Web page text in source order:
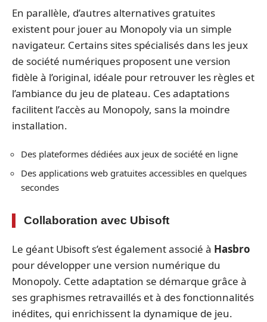
En parallèle, d’autres alternatives gratuites
existent pour jouer au Monopoly via un simple
navigateur. Certains sites spécialisés dans les jeux
de société numériques proposent une version
fidèle à l’original, idéale pour retrouver les règles et
l’ambiance du jeu de plateau. Ces adaptations
facilitent l’accès au Monopoly, sans la moindre
installation.
Des plateformes dédiées aux jeux de société en ligne
Des applications web gratuites accessibles en quelques
secondes
Collaboration avec Ubisoft
Le géant Ubisoft s’est également associé à Hasbro
pour développer une version numérique du
Monopoly. Cette adaptation se démarque grâce à
ses graphismes retravaillés et à des fonctionnalités
inédites, qui enrichissent la dynamique de jeu.